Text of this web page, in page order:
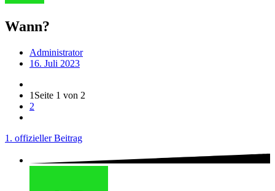
Wann?
Administrator
16. Juli 2023
1 Seite 1 von 2
2
1. offizieller Beitrag